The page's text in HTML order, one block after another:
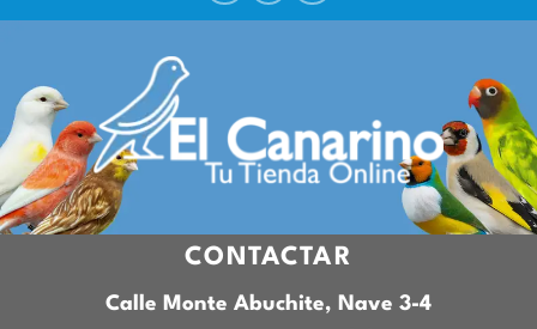
CONTACTAR
Calle Monte Abuchite, Nave 3-4